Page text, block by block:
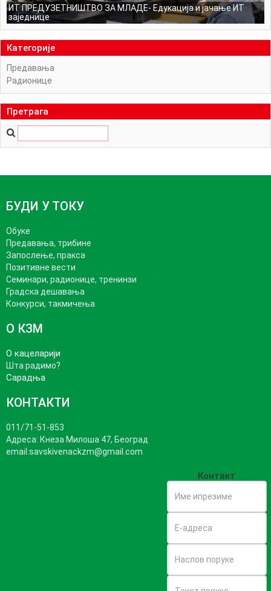
ИТ ПРЕДУЗЕТНИШТВО ЗА МЛАДЕ- Едукација и јачање ИТ
заједнице
Категорије
Предавања
Радионице
Претрага
БУДИ У ТОКУ
Обуке
Предавања, трибине
Запослење, пракса
Позитивне вести
Семинари, радионице, тренинзи
Градска дешавања
Конкурси, такмичења
О КЗМ
О кацеларији
Шта радимо?
Сарадња
КОНТАКТИ
011/71-51-853
Адреса: Кнеза Милошa 47, Београд
email:savskivenackzm@gmail.com
Контакт